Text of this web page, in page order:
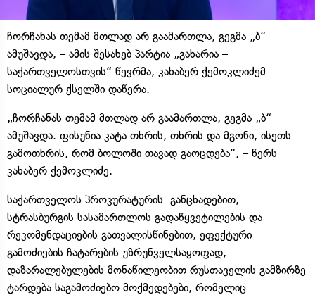
ჩორჩანას თემამ მთლად არ გაამართლა, გეგმა „ბ“
ამუშავდა, – ამის შესახებ პარტია „გახარია –
საქართველოსთვის“ წევრმა, კახაბერ ქემოკლიძემ
სოციალურ ქსელში დაწერა.
„ჩორჩანას თემამ მთლად არ გაამართლა, გეგმა „ბ“
ამუშავდა. ფისუნია კატა თხრის, თხრის და მგონი, ისეთს
გამოთხრის, რომ ბოლოში თავად გაოცდება“, – წერს
კახაბერ ქემოკლიძე.
საქართველოს პროკურატურის განცხადებით,
სტრასბურგის სასამართლოს გადაწყვეტილების და
რეკომენდაციების გათვალისწინებით, ეფექტური
გამოძიების ჩატარების უზრუნველსაყოფად,
დაზარალებულების მონაწილეობით რუსთაველის გამზირზე
ტარდება საგამოძიებო მოქმედებები, რომელიც